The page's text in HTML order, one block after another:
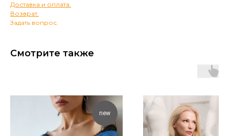
Доставка и оплата.
Возврат.
Задать вопрос.
Смотрите также
new